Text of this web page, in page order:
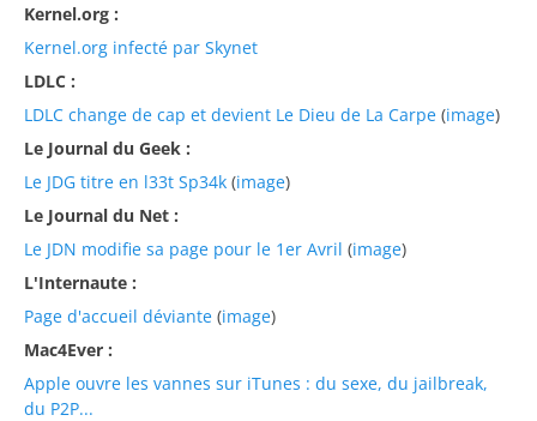
Kernel.org :
Kernel.org infecté par Skynet
LDLC :
LDLC change de cap et devient Le Dieu de La Carpe (image)
Le Journal du Geek :
Le JDG titre en l33t Sp34k (image)
Le Journal du Net :
Le JDN modifie sa page pour le 1er Avril (image)
L'Internaute :
Page d'accueil déviante (image)
Mac4Ever :
Apple ouvre les vannes sur iTunes : du sexe, du jailbreak,
du P2P...